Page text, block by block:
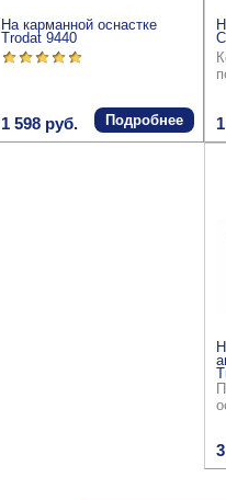
На карманной оснастке
Trodat 9440
1 598 руб. Подробнее